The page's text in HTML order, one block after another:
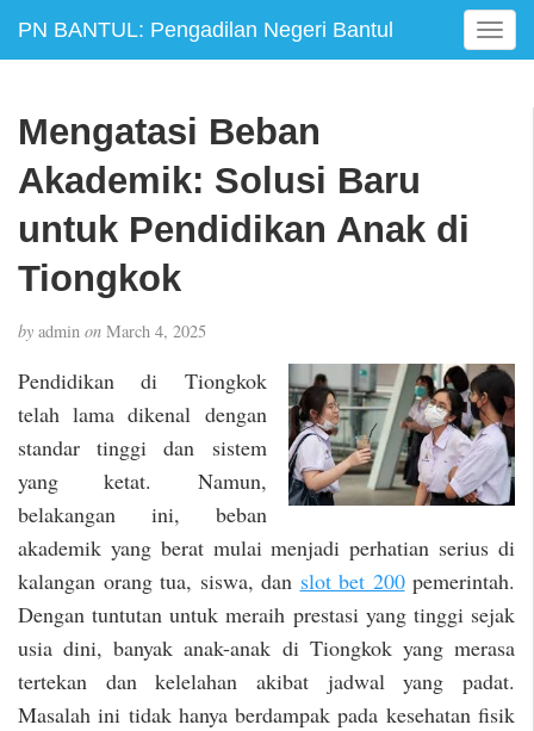
PN BANTUL: Pengadilan Negeri Bantul
T
o
i
o
n
Mengatasi Beban
Akademik: Solusi Baru
untuk Pendidikan Anak di
Tiongkok
by admin on March 4, 2025
Pendidikan di Tiongkok
telah lama dikenal dengan
standar tinggi dan sistem
yang ketat. Namun,
belakangan ini, beban
akademik yang berat mulai menjadi perhatian serius di
kalangan orang tua, siswa, dan slot bet 200pemerintah.
Dengan tuntutan untuk meraih prestasi yang tinggi sejak
usia dini, banyak anak-anak di Tiongkok yang merasa
tertekan dan kelelahan akibat jadwal yang padat.
Masalah ini tidak hanya berdampak pada kesehatan fisik